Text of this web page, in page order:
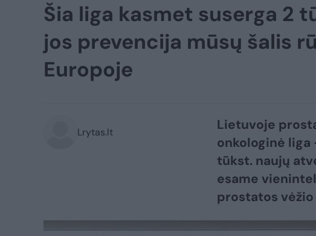
Šia liga kasmet suserga 2
jos prevencija mūsų šalis
Europoje
Lrytas.lt
Lietuvoje
onkologinė liga
tūkst. naujų
esame
prostatos